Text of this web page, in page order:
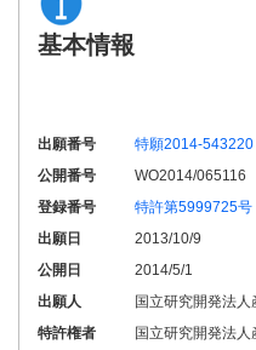
基本情報
出願番号
特願2014-543220
公開番号
WO2014/065116
登録番号
特許第5999725号
出願日
2013/10/9
公開日
2014/5/1
出願人
国立研究開発法
特許権者
国立研究開発法